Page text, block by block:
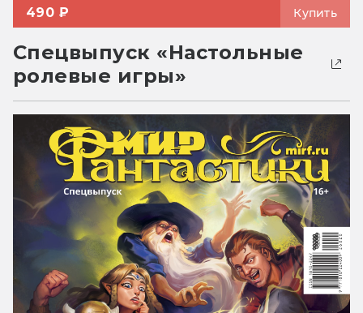
490 ₽ Купить
Спецвыпуск «Настольные
ролевые игры»